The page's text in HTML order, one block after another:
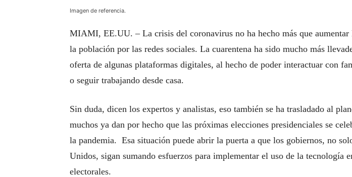
Imagen de referencia.
MIAMI, EE.UU. – La crisis del coronavirus no ha hecho más que aumentar
la población por las redes sociales. La cuarentena ha sido mucho más
oferta de algunas plataformas digitales, al hecho de poder interactuar con
o seguir trabajando desde casa.
Sin duda, dicen los expertos y analistas, eso también se ha trasladado al
muchos ya dan por hecho que las próximas elecciones presidenciales se
la pandemia. Esa situación puede abrir la puerta a que los gobiernos, no
Unidos, sigan sumando esfuerzos para implementar el uso de la tecnología
electorales.